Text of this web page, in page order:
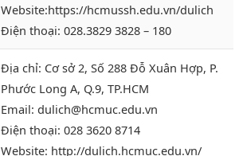
Website:https://hcmussh.edu.vn/dulich
Điện thoại: 028.3829 3828 – 180
Địa chỉ: Cơ sở 2, Số 288 Đỗ Xuân Hợp, P.
Phước Long A, Q.9, TP.HCM
Email: dulich@hcmuc.edu.vn
Điện thoại: 028 3620 8714
Website: http://dulich.hcmuc.edu.vn/